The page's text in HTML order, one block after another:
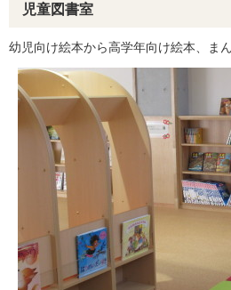
児童図書室
幼児向け絵本から高学年向け絵本、ま